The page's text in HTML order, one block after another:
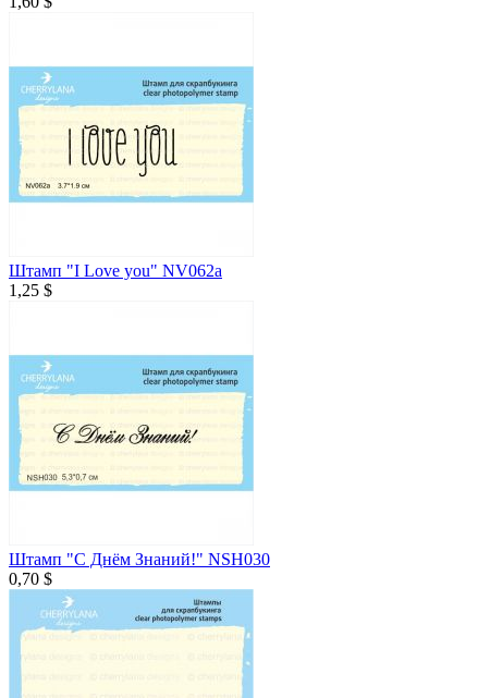
Штамп "I Love you" NV062a
1,25 $
Штамп "С Днём Знаний!" NSH030
0,70 $